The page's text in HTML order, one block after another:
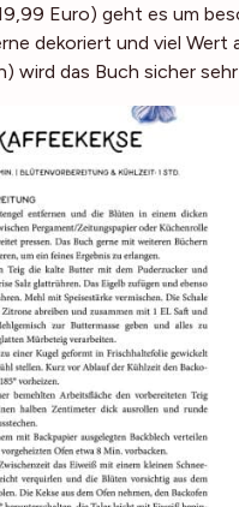
Euro) geht es um
dekoriert und viel
wird das Buch sicher